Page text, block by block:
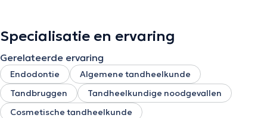
Specialisatie en ervaring
Gerelateerde ervaring
Endodontie
Algemene tandheelkunde
Tandbruggen
Tandheelkundige noodgevallen
Cosmetische tandheelkunde